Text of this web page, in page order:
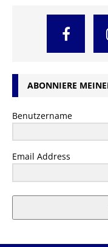
ABONNIERE
Benutzername
Email Address